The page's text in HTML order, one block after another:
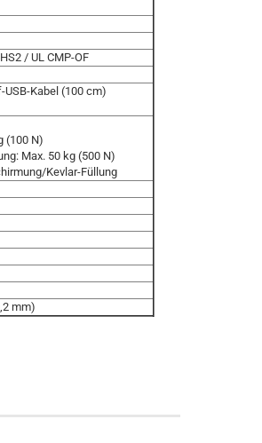
/ UL CMP-OF
Kabel (100 cm)
(100 N)
Max. 50 kg (500 N)
Kevlar-Füllung
mm)